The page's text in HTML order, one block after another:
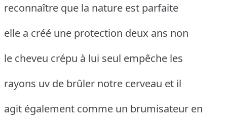
reconnaître que la nature est parfaite
elle a créé une protection deux ans non
le cheveu crépu à lui seul empêche les
rayons uv de brûler notre cerveau et il
agit également comme un brumisateur en